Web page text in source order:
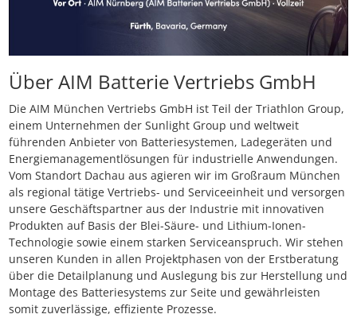
Über AIM Batterie Vertriebs GmbH
Die AIM München Vertriebs GmbH ist Teil der Triathlon Group,
einem Unternehmen der Sunlight Group und weltweit
führenden Anbieter von Batteriesystemen, Ladegeräten und
Energiemanagementlösungen für industrielle Anwendungen.
Vom Standort Dachau aus agieren wir im Großraum München
als regional tätige Vertriebs- und Serviceeinheit und versorgen
unsere Geschäftspartner aus der Industrie mit innovativen
Produkten auf Basis der Blei-Säure- und Lithium-Ionen-
Technologie sowie einem starken Serviceanspruch. Wir stehen
unseren Kunden in allen Projektphasen von der Erstberatung
über die Detailplanung und Auslegung bis zur Herstellung und
Montage des Batteriesystems zur Seite und gewährleisten
somit zuverlässige, effiziente Prozesse.